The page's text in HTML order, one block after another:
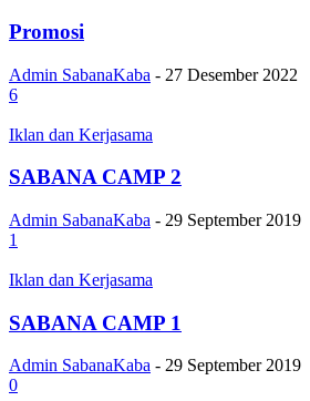
Promosi
Admin SabanaKaba - 27 Desember 2022
6
Iklan dan Kerjasama
SABANA CAMP 2
Admin SabanaKaba - 29 September 2019
1
Iklan dan Kerjasama
SABANA CAMP 1
Admin SabanaKaba - 29 September 2019
0